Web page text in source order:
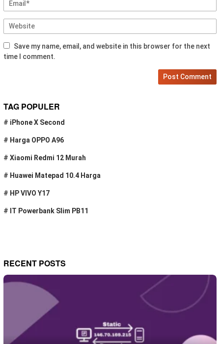
Save my name, email, and website in this browser for the next
time I comment.
TAG POPULER
# iPhone X Second
# Harga OPPO A96
# Xiaomi Redmi 12 Murah
# Huawei Matepad 10.4 Harga
# HP VIVO Y17
# IT Powerbank Slim PB11
RECENT POSTS